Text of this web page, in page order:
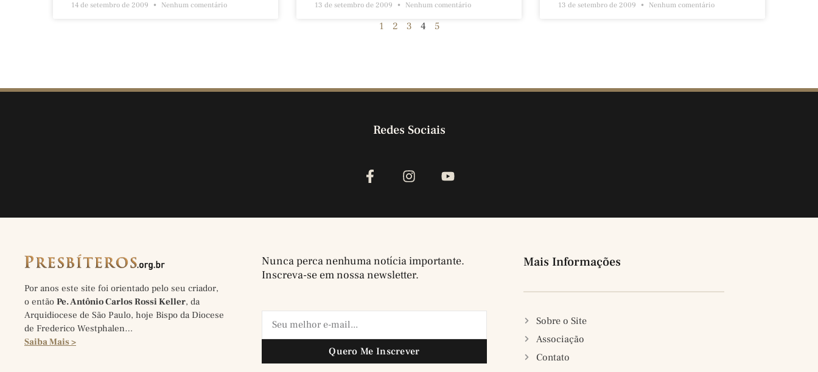
14 de setembro de 2009 Nenhum comentário 13 de setembro de 2009 Nenhum comentário 13 de setembro de 2009 Nenhum comentário
1 2 3 4 5
Redes Sociais
Por anos este site foi orientado pelo seu criador,
o então Pe. Antônio Carlos Rossi Keller, da
Arquidiocese de São Paulo, hoje Bispo da Diocese
de Frederico Westphalen…
Saiba Mais >
Nunca perca nenhuma notícia importante.
Inscreva-se em nossa newsletter.
Quero Me Inscrever
Mais Informações
Sobre o Site
Associação
Contato